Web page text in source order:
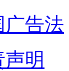
广告法
明